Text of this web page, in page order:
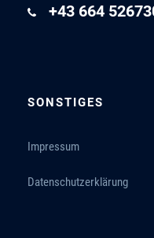
+43 664
SONSTIGES
Impressum
Datenschutzerklärung